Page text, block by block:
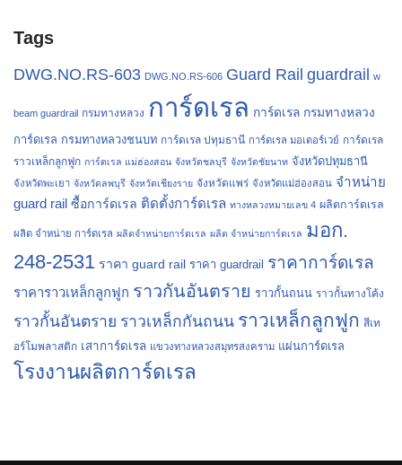
Tags
DWG.NO.RS-603 DWG.NO.RS-606 Guard Rail guardrail w
beam guardrail กรมทางหลวง การ์ดเรล การ์ดเรล กรมทางหลวง
การ์ดเรล กรมทางหลวงชนบท การ์ดเรล ปทุมธานี การ์ดเรล มอเตอร์เวย์ การ์ดเรล
ราวเหล็กลูกฟูก การ์ดเรล แม่ฮ่องสอน จังหวัดชลบุรี จังหวัดชัยนาท จังหวัดปทุมธานี
จังหวัดพะเยา จังหวัดลพบุรี จังหวัดเชียงราย จังหวัดแพร่ จังหวัดแม่ฮ่องสอน จำหน่าย
guard rail ซื้อการ์ดเรล ติดตั้งการ์ดเรล ทางหลวงหมายเลข 4 ผลิตการ์ดเรล
ผลิต จำหน่าย การ์ดเรล ผลิตจำหน่ายการ์ดเรล ผลิต จำหน่ายการ์ดเรล มอก.
248-2531 ราคา guard rail ราคา guardrail ราคาการ์ดเรล
ราคาราวเหล็กลูกฟูก ราวกันอันตราย ราวกั้นถนน ราวกั้นทางโค้ง
ราวกั้นอันตราย ราวเหล็กกันถนน ราวเหล็กลูกฟูก สีเท
อร์โมพลาสติก เสาการ์ดเรล แขวงทางหลวงสมุทรสงคราม แผ่นการ์ดเรล
โรงงานผลิตการ์ดเรล